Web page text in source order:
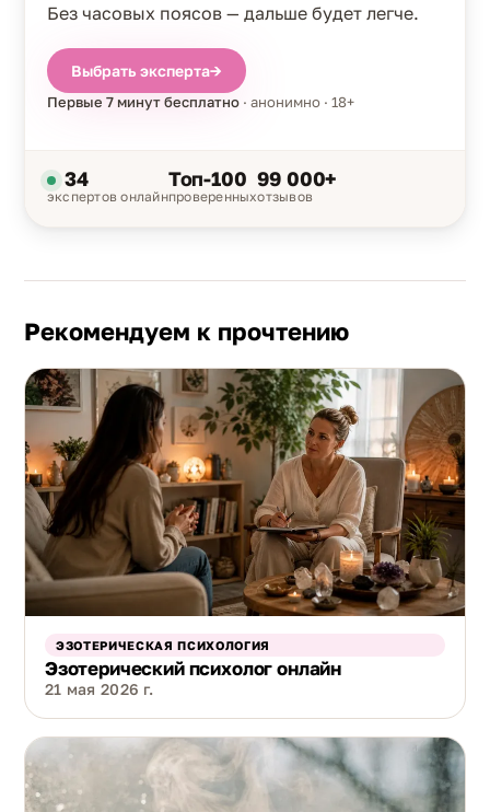
Без часовых поясов — дальше будет легче.
Выбрать эксперта→
Первые 7 минут бесплатно · анонимно · 18+
34
экспертов онлайн
Топ-100
проверенных
99 000+
отзывов
Рекомендуем к прочтению
ЭЗОТЕРИЧЕСКАЯ ПСИХОЛОГИЯ
Эзотерический психолог онлайн
21 мая 2026 г.